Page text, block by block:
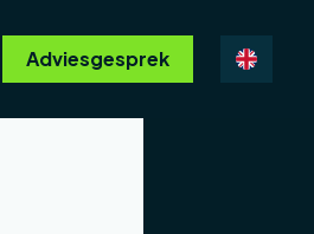
Adviesgesprek